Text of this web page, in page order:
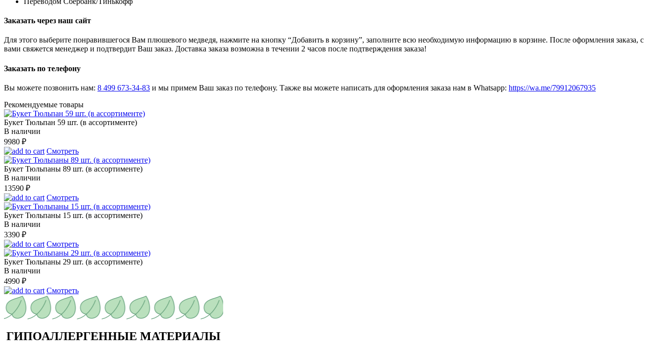
Заказать через наш сайт
Для этого выберите понравившегося Вам плюшевого медведя, нажмите на кнопку “Добавить в корзину”, заполните всю необходимую информацию в корзине. После оформления заказа, с
вами свяжется менеджер и подтвердит Ваш заказ. Доставка заказа возможна в течении 2 часов после подтверждения заказа!
Заказать по телефону
Вы можете позвонить нам: 8 499 673-34-83 и мы примем Ваш заказ по телефону. Также вы можете написать для оформления заказа нам в Whatsapp: https://wa.me/79912067935
Рекомендуемые товары
Букет Тюльпан 59 шт. (в ассортименте)
В наличии
9980 ₽
Смотреть
Букет Тюльпаны 89 шт. (в ассортименте)
В наличии
13590 ₽
Смотреть
Букет Тюльпаны 15 шт. (в ассортименте)
В наличии
3390 ₽
Смотреть
Букет Тюльпаны 29 шт. (в ассортименте)
В наличии
4990 ₽
Смотреть
ГИПОАЛЛЕРГЕННЫЕ МАТЕРИАЛЫ